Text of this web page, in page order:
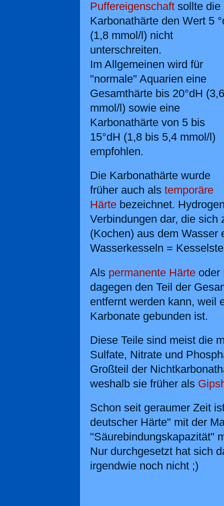
Puffereigenschaft sollte die
Karbonathärte den Wert 5
(1,8 mmol/l) nicht
unterschreiten.
Im Allgemeinen wird für
"normale" Aquarien eine
Gesamthärte bis 20°dH (3,6
mmol/l) sowie eine
Karbonathärte von 5 bis
15°dH (1,8 bis 5,4 mmol/l)
empfohlen.
Die Karbonathärte wurde
früher auch als temporäre
Härte bezeichnet.
Verbindungen dar, die sich
(Kochen) aus dem Wasser
Wasserkesseln =
Als permanente Härte oder
dagegen den Teil der
entfernt werden kann, weil
Karbonate gebunden ist.
Diese Teile sind meist die
Sulfate, Nitrate und
Großteil der
weshalb sie früher als
Schon seit geraumer Zeit
deutscher Härte" mit der
"Säurebindungskapazität"
Nur durchgesetzt hat sich
irgendwie noch nicht ;)